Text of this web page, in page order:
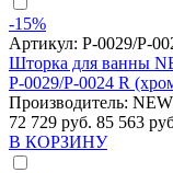
-15%
Артикул: P-0029/P-
Шторка для ванны
P-0029/P-0024 R
Производитель:
72 729 руб. 85 563
В КОРЗИНУ